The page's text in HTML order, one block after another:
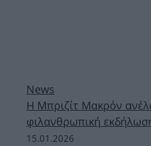
News
Η Μπριζίτ Μακρόν
φιλανθρωπική
15.01.2026